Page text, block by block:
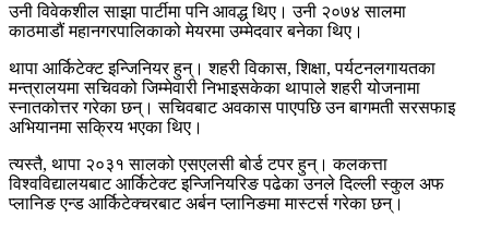
उनी विवेकशील साझा पार्टीमा पनि आवद्ध थिए। उनी २०७४ सालमा
काठमाडौं महानगरपालिकाको मेयरमा उम्मेदवार बनेका थिए।
थापा आर्किटेक्ट इन्जिनियर हुन्। शहरी विकास, शिक्षा, पर्यटनलगायतका
मन्त्रालयमा सचिवको जिम्मेवारी निभाइसकेका थापाले शहरी योजनामा
स्नातकोत्तर गरेका छन्। सचिवबाट अवकास पाएपछि उन बागमती सरसफाइ
अभियानमा सक्रिय भएका थिए।
त्यस्तै, थापा २०३१ सालको एसएलसी बोर्ड टपर हुन्। कलकत्ता
विश्वविद्यालयबाट आर्किटेक्ट इन्जिनियरिङ पढेका उनले दिल्ली स्कुल अफ
प्लानिङ एन्ड आर्किटेक्चरबाट अर्बन प्लानिङमा मास्टर्स गरेका छन्।